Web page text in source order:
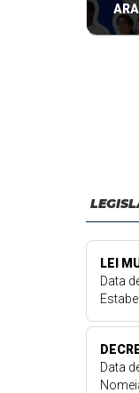
LEI
Data
Data